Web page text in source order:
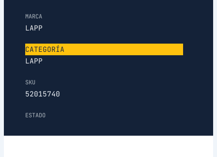
MARCA
LAPP
CATEGORÍA
LAPP
SKU
52015740
ESTADO